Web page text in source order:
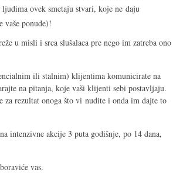
ovek smetaju stvari, koje ne daju
vaše ponude)!
u misli i srca slušalaca pre nego im zatreba ono
ili stalnim) klijentima komunicirate na
na pitanja, koje vaši klijenti sebi postavljaju.
za rezultat onoga što vi nudite i onda im dajte to
intenzivne akcije 3 puta godišnje, po 14 dana,
vas.